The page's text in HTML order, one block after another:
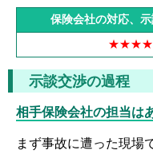
保険会社の対応、
★★★★
示談交渉の過程
相手保険会社の担当は
まず事故に遭った現場